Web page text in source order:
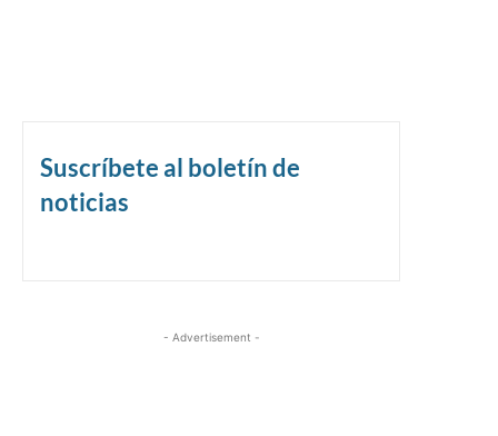
Suscríbete al boletín de
noticias
- Advertisement -